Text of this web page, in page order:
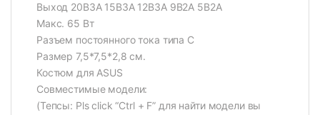
Выход 20В3А 15В3А 12В3А 9В2А 5В2А
Макс. 65 Вт
Разъем постоянного тока типа C
Размер 7,5*7,5*2,8 см.
Костюм для ASUS
Совместимые модели:
(Тепсы: Pls click “Ctrl + F” для найти модели вы